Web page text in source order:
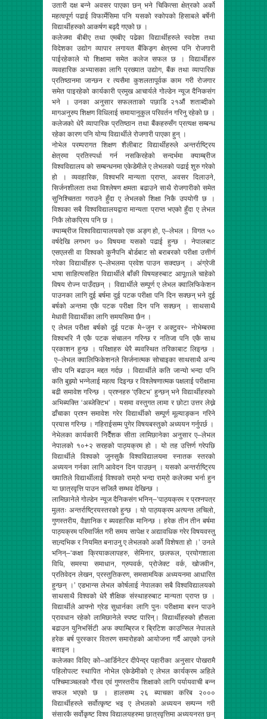
उतारी दक्ष बन्ने अवसर पाएका छन् भने चिकित्सा क्षेत्रको अर्को
महत्वपूर्ण पढाई विफार्मेसिमा पनि यसको स्कोपको हिसाबले बर्षेनी
विद्यार्थीहरुको आकर्षण बढ्दै गएको छ ।
कलेजमा बीबीए तथा एमबीए पढेका विद्यार्थीहरुले स्वदेश तथा
विदेशका उद्योग व्यापार लगायत बैंकिङ्ग क्षेत्रमा पनि रोजगारी
पाईरहेकाले यो शिक्षामा समेत कलेज सफल छ । विद्यार्थीहरु
व्यवहारिक अभ्यासका लागि प्रख्यात उद्योग, बैंक तथा व्यापारिक
प्रतिष्ठानमा जान्छन र त्यसैमा कुशलतापूर्वक काम गरी रोजगार
समेत पाइरहेको कार्यकारी प्रमुख आचार्यले गोल्डेन न्यूज दैनिकसंग
भने । उनका अनुसार सफलताको पछाडि २१औं शताब्दीको
मागअनुरुप शिक्षण विधिलाई समायानुकुल परिवर्तन गरिनु रहेको छ ।
कलेजको धेरै व्यापारिक प्रतिष्ठान तथा बैंकहरुसँग प्रत्यक्ष सम्बन्ध
रहेका कारण पनि योग्य विद्यार्थीले रोजगारी पाएका हुन् ।
नोभेल परम्परागत शिक्षण शैलीबाट विद्यार्थीहरुले अन्तर्राष्ट्रिय
क्षेत्रमा प्रतिस्पर्धा गर्न नसकिरहेको सन्दर्भमा क्याम्ब्रीज
विश्वविद्यालय को सम्बन्धनमा एकेडेमीले ए लेभलको पढाई शुरु गरेको
हो । व्यवहारिक, विश्वभरि मान्यता प्राप्त, अवसर दिलाउने,
सिर्जनशीलता तथा विश्लेषण क्षमता बढाउने साथै रोजगारीको समेत
सुनिश्चितता गराउने हुँदा ए लेभलको शिक्षा निकै उपयोगी छ ।
विश्वका सबै विश्वविद्यालयद्वारा मान्यता प्राप्त भएको हुँदा ए लेभल
निकै लोकप्रिय पनि छ ।
क्याम्ब्रीज विश्वविद्यायालयको एक अङ्ग हो, ए–लेभल । विगत ५०
वर्षदेखि लगभग ७० विषयमा यसको पढाई हुन्छ । नेपालबाट
एसएलसी वा विश्वको कुनैपनि बोर्डबाट सो बराबरको परीक्षा उत्तीर्ण
गरेका विद्यार्थीहरु ए–लेभलमा प्रवेश पाउन सक्दछन् । अंग्रेजी
भाषा साहित्यसहित विद्यार्थीले बाँकी विषयहरुबाट आपूmले चाहेको
विषय रोज्न पाउँदछन् । विद्यार्थीले सम्पूर्ण ए लेभल क्वालिफिकेशन
पाउनका लागि दुई बर्षमा दुई पटक परीक्षा पनि दिन सक्छन् भने दुई
बर्षको अन्तमा एकै पटक परीक्षा दिन पनि सक्छन् । साथसाथै
मेधावी विद्यार्थीका लागि समयसिमा छैन ।
ए लेभल परीक्षा बर्षको दुई पटक मे÷जुन र अक्टुवर÷ नोभेम्बरमा
विश्वभरि नै एकै पटक संचालन गरिन्छ र नतिजा पनि एकै साथ
प्रकाशन हुन्छ । परिक्षाहरु धेरै ब्यवस्थित तरिकाबाट लिइन्छ ।
ए–लेभल क्वालिफिकेशनले सिर्जनात्मक सोचाइका साथसाथै अन्य
सीप पनि बढाउन मद्दत गर्दछ । विद्यार्थीले कति जान्यो भन्दा पनि
कति बुझ्यो भन्नेलाई महत्व दिइन्छ र विश्लेषणात्मक पक्षलाई परीक्षामा
बढी समावेश गरिन्छ । प्रश्नहरु ‘एक्टिभ’ हुन्छन् भने विद्यार्थीहरुको
अभिब्यक्ति ‘अब्जेक्टिभ’ । यसमा वस्तुगत लामा र छोटा उत्तर लेख्ने
ढाँचाका प्रश्न समावेश गरेर विद्यार्थीको सम्पूर्ण मूल्याङ्कन गरिने
प्रयास गरिन्छ । गहिराईसम्म पुगेर विषयबस्तुको अध्ययन गर्नुपर्छ ।
नेभेलका कार्यकारी निर्देैशक सीता लामिछानेका अनुसार ए–लेभल
नेपालको १०+२ सरहको पाठ्यक्रम हो । यो तह उत्तिर्ण गरेपछि
विद्यार्थीले विश्वको जुनसुकै विश्वविद्यालयमा स्नातक स्तरको
अध्ययन गर्नका लागि आवेदन दिन पाउछन् । यसको अन्तर्राष्ट्रिय
ख्यातिले विद्यार्थीलाई विश्वको राम्रो भन्दा राम्रो कलेजमा भर्ना हुन
या छात्रवृत्ति पाउन सजिलै सम्भव देखिन्छ ।
लामिछानेले गोल्डेन न्यूज दैनिकसंग भनिन्–‘पाठ्यक्रम र प्रश्नपत्र
मुलतः अन्तर्राष्ट्रियस्तरको हुन्छ । यो पाठ्यक्रम अत्यन्त लचिलो,
गुणस्तरीय, वैज्ञानिक र ब्यवहारिक मानिन्छ । हरेक तीन तीन बर्षमा
पाठ्यक्रम परिमार्जित गरी समय सापेक्ष र अद्यावधिक गरेर विषयवस्तु
सान्र्दभिक र नियमित बनाउनु ए लेभलको अर्को विशेषता हो ।’ उनले
भनिन्–‘कक्षा क्रियाकलापहरु, सेमिनार, छलफल, प्रयोगशाला
विधि, समस्या समाधान, ग्रुपवर्क, प्रोजेक्ट वर्क, खोजवीन,
प्रतिवेदन लेखन, प्रस्तुतिकरण, समसामयिक अध्ययनमा आधारित
हुन्छन् ।’ एडभान्स लेभल कोर्षलाई नेपालका सबै विश्वविद्यालयको
साथसाथै विश्वको धेरै शैक्षिक संस्थाहरुबाट मान्यता प्राप्त छ ।
विद्यार्थीले आफ्नो ग्रेड सुधार्नका लागि पुनः परीक्षामा बस्न पाउने
प्रावधान रहेको लामिछानेले स्पष्ट पारिन्। विद्यार्थीहरुको हौसला
बढाउन युनिभर्सिटी अफ क्याम्ब्रिज र ब्रिटिश काउन्सिल नेपालले
हरेक बर्ष पुरस्कार वितरण समारोहको आयोजना गर्दै आएको उनले
बताइन ।
कलेजका विविए को–आर्डिनेटर दीपेन्द्र पहारीका अनुसार पोखरामै
पहिलोपल्ट स्थापित नोभेल एकेडेमीको ए लेभल कार्यक्रम अहिले
पश्चिमाञ्चलको गौरव एवं गुणस्तरीय शिक्षाको लागि पर्यायवाची बन्न
सफल भएको छ । हालसम्म २६ ब्याचका करिब २०००
विद्यार्थीहरुले सर्वोत्कृष्ट भइ ए लेभलको अध्ययन सम्पन्न गरी
संसारकै सर्वोकृष्ट विश्व विद्यालयहरुमा छात्रवृत्तिमा अध्ययनरत छन्